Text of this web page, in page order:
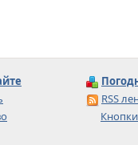
RSS